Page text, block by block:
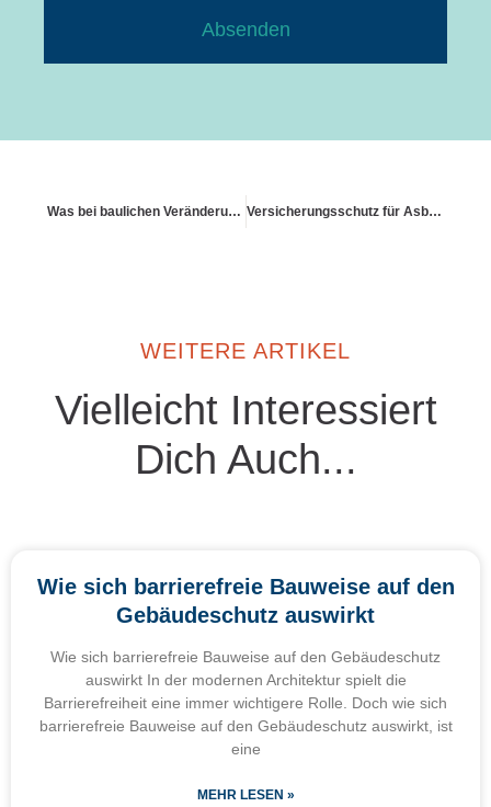
Absenden
Was bei baulichen Veränderungen ohne Genehmigung passiert Versicherungsschutz für Asbest
WEITERE ARTIKEL
Vielleicht Interessiert
Dich Auch...
Wie sich barrierefreie Bauweise auf den
Gebäudeschutz auswirkt
Wie sich barrierefreie Bauweise auf den Gebäudeschutz
auswirkt In der modernen Architektur spielt die
Barrierefreiheit eine immer wichtigere Rolle. Doch wie sich
barrierefreie Bauweise auf den Gebäudeschutz auswirkt, ist
eine
MEHR LESEN »